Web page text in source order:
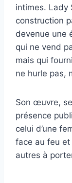
intimes. Lady
construction
devenue une
qui ne vend
mais qui
ne hurle pas,
Son œuvre,
présence
celui d’une
face au feu
autres à